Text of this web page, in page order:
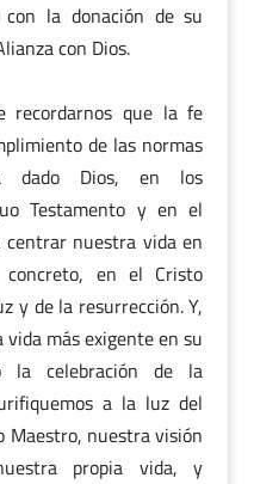
la donación de su
con Dios.
recordarnos que la fe
de las normas
Dios, en los
Testamento y en el
centrar nuestra vida en
en el Cristo
y de la resurrección. Y,
más exigente en su
la celebración de la
a la luz del
Maestro, nuestra visión
propia vida, y